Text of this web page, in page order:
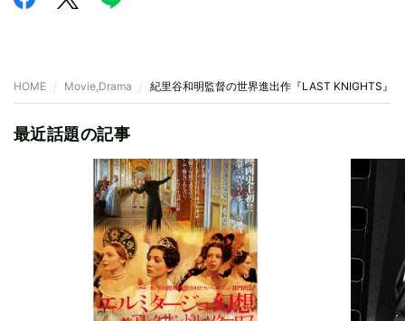
HOME Movie,Drama 紀里谷和明監督の世界進出作『LAST KNIGHTS』
最近話題の記事